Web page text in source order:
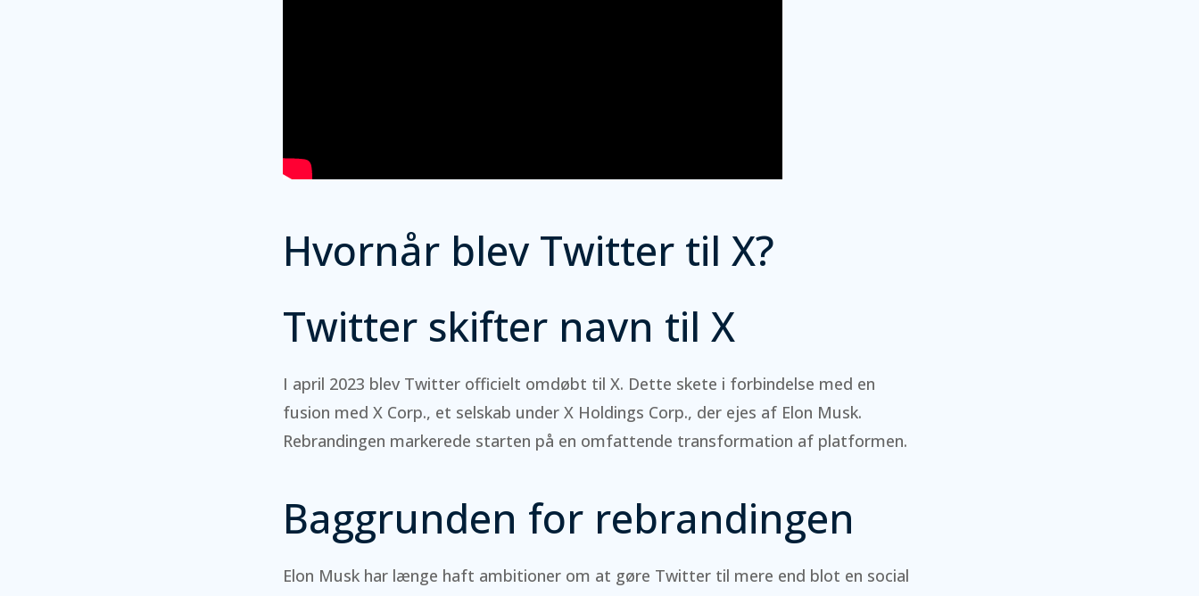
Hvornår blev Twitter til X?
Twitter skifter navn til X
I april 2023 blev Twitter officielt omdøbt til X. Dette skete i forbindelse med en
fusion med X Corp., et selskab under X Holdings Corp., der ejes af Elon Musk.
Rebrandingen markerede starten på en omfattende transformation af platformen.
Baggrunden for rebrandingen
Elon Musk har længe haft ambitioner om at gøre Twitter til mere end blot en social